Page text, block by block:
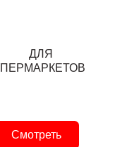
Смотреть